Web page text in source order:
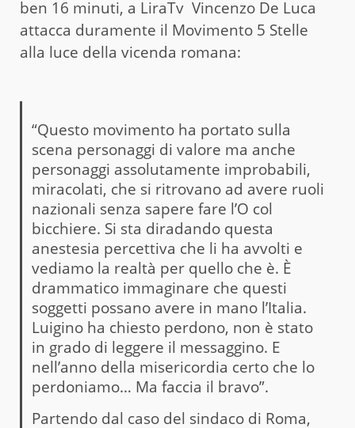
ben 16 minuti, a LiraTv Vincenzo De Luca
attacca duramente il Movimento 5 Stelle
alla luce della vicenda romana:
“Questo movimento ha portato sulla
scena personaggi di valore ma anche
personaggi assolutamente improbabili,
miracolati, che si ritrovano ad avere ruoli
nazionali senza sapere fare l’O col
bicchiere. Si sta diradando questa
anestesia percettiva che li ha avvolti e
vediamo la realtà per quello che è. È
drammatico immaginare che questi
soggetti possano avere in mano l’Italia.
Luigino ha chiesto perdono, non è stato
in grado di leggere il messaggino. E
nell’anno della misericordia certo che lo
perdoniamo… Ma faccia il bravo”.
Partendo dal caso del sindaco di Roma,